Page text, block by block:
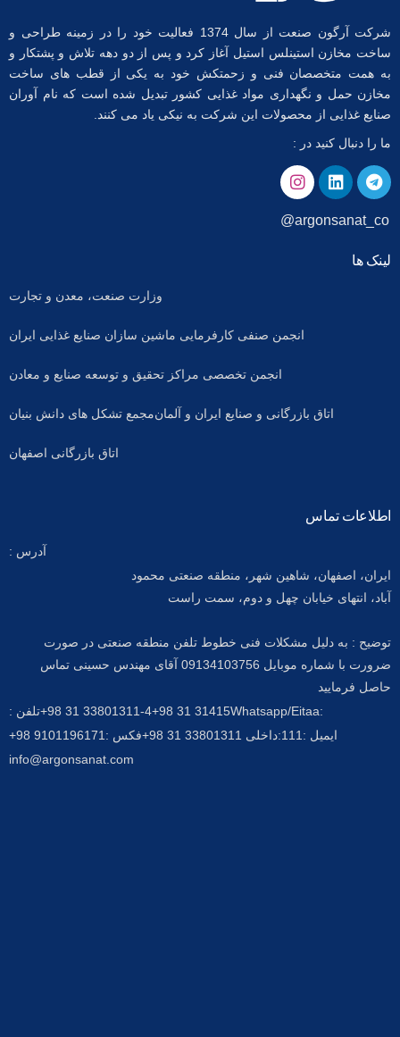
شرکت آرگون صنعت از سال 1374 فعالیت خود را در زمینه طراحی و
ساخت مخازن استینلس استیل آغاز کرد و پس از دو دهه تلاش و پشتکار و
به همت متخصصان فنی و زحمتکش خود به یکی از قطب های ساخت
مخازن حمل و نگهداری مواد غذایی کشور تبدیل شده است که نام آوران
صنایع غذایی از محصولات این شرکت به نیکی یاد می کنند.
ما را دنبال کنید در :
argonsanat_co@
لینک ها
وزارت صنعت، معدن و تجارت
انجمن صنفی کارفرمایی ماشین سازان صنایع غذایی ایران
انجمن تخصصی مراکز تحقیق و توسعه صنایع و معادن
مجمع تشکل های دانش بنیاناتاق بازرگانی و صنایع ایران و آلمان
اتاق بازرگانی اصفهان
اطلاعات تماس
آدرس :
ایران، اصفهان، شاهین شهر، منطقه صنعتی محمود
آباد، انتهای خیابان چهل و دوم، سمت راست
توضیح : به دلیل مشکلات فنی خطوط تلفن منطقه صنعتی در صورت
ضرورت با شماره موبایل 09134103756 آقای مهندس حسینی تماس
حاصل فرمایید
تلفن :
33801311-4 31 98+ 31415 31 98+
:Whatsapp/Eitaa
9101196171 98+ فکس : 111:داخلی 33801311 31 98+ ایمیل :
info@argonsanat.com